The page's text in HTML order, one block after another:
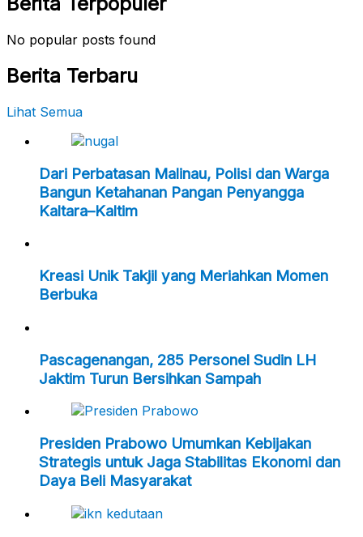
No popular posts found
Berita Terbaru
Lihat Semua
Dari Perbatasan Malinau, Polisi dan Warga
Bangun Ketahanan Pangan Penyangga
Kaltara–Kaltim
Kreasi Unik Takjil yang Meriahkan Momen
Berbuka
Pascagenangan, 285 Personel Sudin LH
Jaktim Turun Bersihkan Sampah
Presiden Prabowo Umumkan Kebijakan
Strategis untuk Jaga Stabilitas Ekonomi dan
Daya Beli Masyarakat